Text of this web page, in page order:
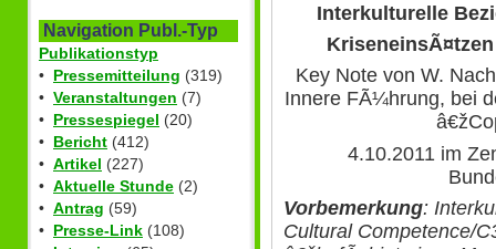
Navigation Publ.-Typ
Publikationstyp
• Pressemitteilung (319)
• Veranstaltungen (7)
• Pressespiegel (20)
• Bericht (412)
• Artikel (227)
• Aktuelle Stunde (2)
• Antrag (59)
• Presse-Link (108)
Interkulturelle
Key Note von W.
Innere FÃ¼hrung, bei
4.10.2011 im
Vorbemerkung:
Cultural Competence/